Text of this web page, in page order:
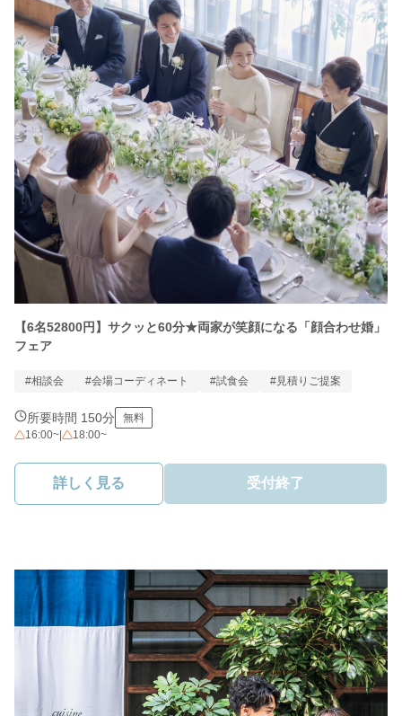
【6名52800円】サクッと60分★両家が笑顔になる「顔合わせ婚」
フェア
#相談会 #会場コーディネート #試食会 #見積りご提案
所要時間 150分
無料
16:00~
18:00~
詳しく見る 受付終了